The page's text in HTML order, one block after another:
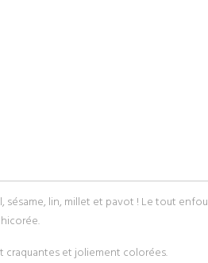
sésame, lin, millet et pavot ! Le tout
craquantes et joliement colorées.